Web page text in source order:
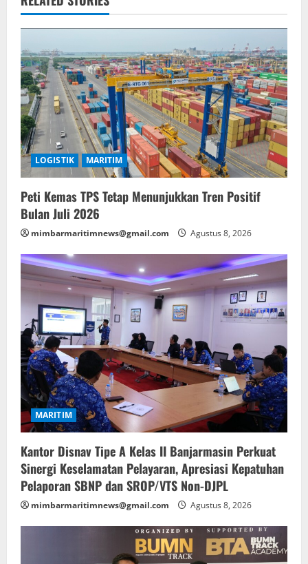
v
i
g
a
t
i
o
n
LOGISTIK MARITIM
Peti Kemas TPS Tetap Menunjukkan Tren Positif
Bulan Juli 2026
mimbarmaritimnews@gmail.com Agustus 8, 2026
MARITIM
Kantor Disnav Tipe A Kelas II Banjarmasin Perkuat
Sinergi Keselamatan Pelayaran, Apresiasi Kepatuhan
Pelaporan SBNP dan SROP/VTS Non-DJPL
mimbarmaritimnews@gmail.com Agustus 8, 2026